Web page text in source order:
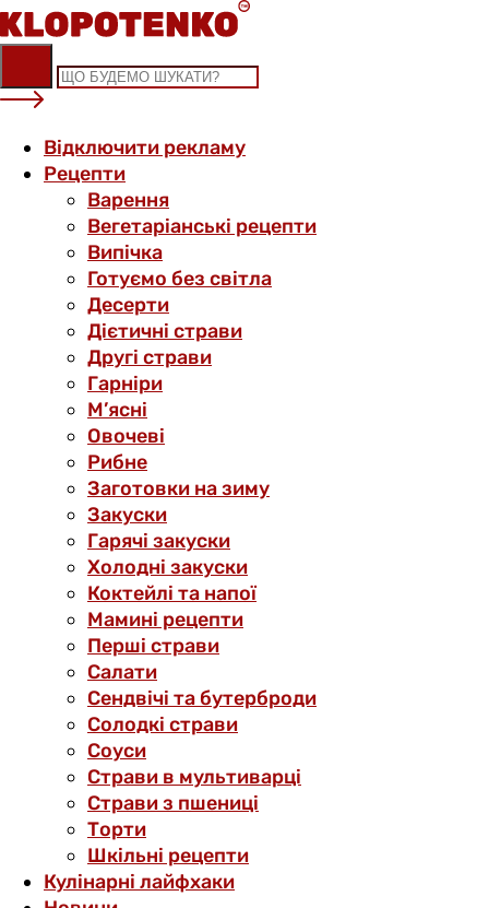
Skip
to
content
Відключити рекламу
Рецепти
Варення
Вегетаріанські рецепти
Випічка
Готуємо без світла
Десерти
Дієтичні страви
Другі страви
Гарніри
М’ясні
Овочеві
Рибне
Заготовки на зиму
Закуски
Гарячі закуски
Холодні закуски
Коктейлі та напої
Мамині рецепти
Перші страви
Салати
Сендвічі та бутерброди
Солодкі страви
Соуси
Страви в мультиварці
Страви з пшениці
Торти
Шкільні рецепти
Кулінарні лайфхаки